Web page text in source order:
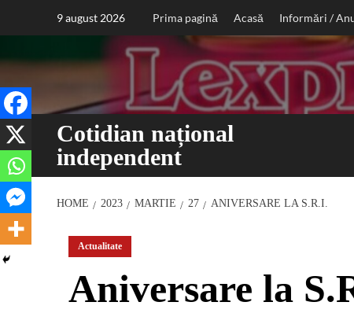
9 august 2026 Prima pagină Acasă Informări /
Cotidian național
independent
HOME 2023 MARTIE 27 ANIVERSARE LA S.R.I.
Actualitate
Aniversare la